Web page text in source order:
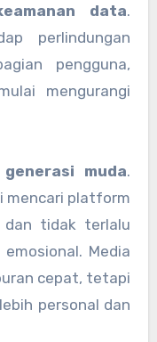
data.
perlindungan
pengguna,
mengurangi
muda.
mencari platform
tidak terlalu
Media
cepat, tetapi
personal dan